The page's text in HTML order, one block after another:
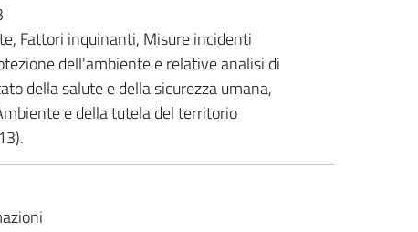
Fattori inquinanti, Misure incidenti
dell'ambiente e relative analisi di
della salute e della sicurezza umana,
e della tutela del territorio